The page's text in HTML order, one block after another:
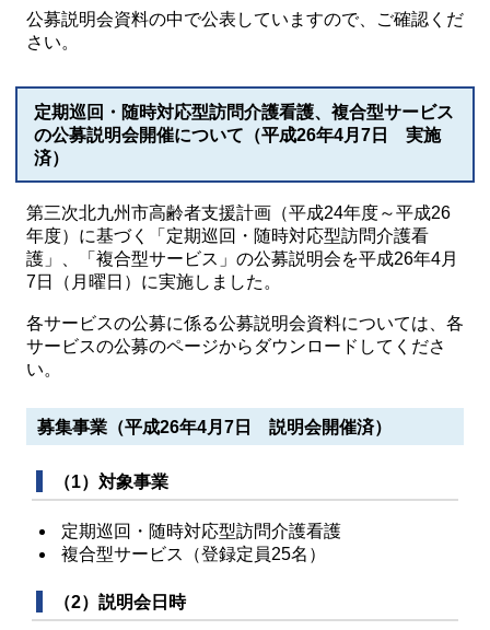
公募説明会資料の中で公表していますので、ご確認くだ
さい。
定期巡回・随時対応型訪問介護看護、複合型サービス
の公募説明会開催について（平成26年4月7日 実施
済）
第三次北九州市高齢者支援計画（平成24年度～平成26
年度）に基づく「定期巡回・随時対応型訪問介護看
護」、「複合型サービス」の公募説明会を平成26年4月
7日（月曜日）に実施しました。
各サービスの公募に係る公募説明会資料については、各
サービスの公募のページからダウンロードしてくださ
い。
募集事業（平成26年4月7日 説明会開催済）
（1）対象事業
定期巡回・随時対応型訪問介護看護
複合型サービス（登録定員25名）
（2）説明会日時